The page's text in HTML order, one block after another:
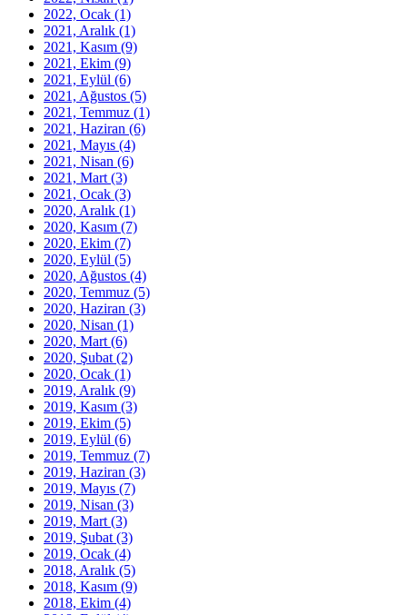
2022, Ocak (1)
2021, Aralık (1)
2021, Kasım (9)
2021, Ekim (9)
2021, Eylül (6)
2021, Ağustos (5)
2021, Temmuz (1)
2021, Haziran (6)
2021, Mayıs (4)
2021, Nisan (6)
2021, Mart (3)
2021, Ocak (3)
2020, Aralık (1)
2020, Kasım (7)
2020, Ekim (7)
2020, Eylül (5)
2020, Ağustos (4)
2020, Temmuz (5)
2020, Haziran (3)
2020, Nisan (1)
2020, Mart (6)
2020, Şubat (2)
2020, Ocak (1)
2019, Aralık (9)
2019, Kasım (3)
2019, Ekim (5)
2019, Eylül (6)
2019, Temmuz (7)
2019, Haziran (3)
2019, Mayıs (7)
2019, Nisan (3)
2019, Mart (3)
2019, Şubat (3)
2019, Ocak (4)
2018, Aralık (5)
2018, Kasım (9)
2018, Ekim (4)